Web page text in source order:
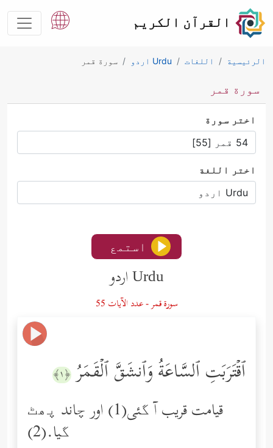
القرآن الكريم
الرئيسية اللغات Urdu اردو سورة قمر
سورة قمر
اختر سورة
اختر اللغة
استمع
Urdu اردو
سورة قمر - عدد الآيات 55
ٱقۡتَرَبَتِ ٱلسَّاعَةُ وَٱنشَقَّ ٱلۡقَمَرُ ﴿١﴾
قیامت قریب آ گئی(1) اور چاند پھٹ
گیا.(2)